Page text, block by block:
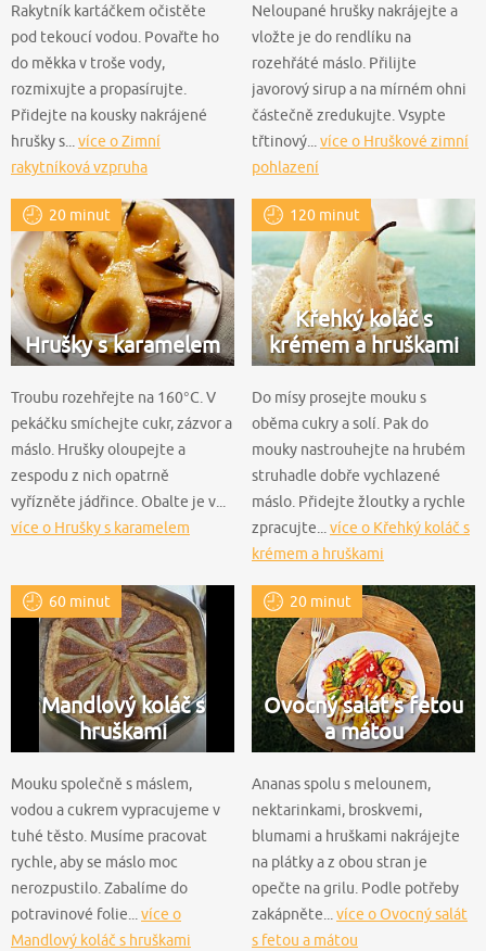
Rakytník kartáčkem očistěte
pod tekoucí vodou. Povařte ho
do měkka v troše vody,
rozmixujte a propasírujte.
Přidejte na kousky nakrájené
hrušky s... více o Zimní
rakytníková vzpruha
Neloupané hrušky nakrájejte a
vložte je do rendlíku na
rozehřáté máslo. Přilijte
javorový sirup a na mírném ohni
částečně zredukujte. Vsypte
třtinový... více o Hruškové zimní
pohlazení
20 minut
Hrušky s karamelem
Troubu rozehřejte na 160°C. V
pekáčku smíchejte cukr, zázvor a
máslo. Hrušky oloupejte a
zespodu z nich opatrně
vyřízněte jádřince. Obalte je v...
více o Hrušky s karamelem
120 minut
Křehký koláč s
krémem a hruškami
Do mísy prosejte mouku s
oběma cukry a solí. Pak do
mouky nastrouhejte na hrubém
struhadle dobře vychlazené
máslo. Přidejte žloutky a rychle
zpracujte... více o Křehký koláč s
krémem a hruškami
60 minut
Mandlový koláč s
hruškami
Mouku společně s máslem,
vodou a cukrem vypracujeme v
tuhé těsto. Musíme pracovat
rychle, aby se máslo moc
nerozpustilo. Zabalíme do
potravinové folie... více o
Mandlový koláč s hruškami
20 minut
Ovocný salát s fetou
a mátou
Ananas spolu s melounem,
nektarinkami, broskvemi,
blumami a hruškami nakrájejte
na plátky a z obou stran je
opečte na grilu. Podle potřeby
zakápněte... více o Ovocný salát
s fetou a mátou